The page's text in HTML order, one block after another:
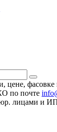
цене, фасовке
по почте
юр. лицами и